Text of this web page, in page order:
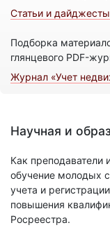
Статьи и дайджесты
Подборка
глянцевого PDF-
Журнал «Учет
Научная и
Как
обучение молодых
учета и
повышения
Росреестра.